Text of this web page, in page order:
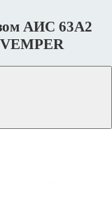
АИС 63А2